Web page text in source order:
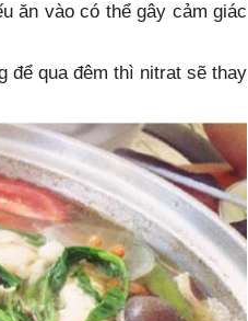
ăn vào có thể gây cảm giác
để qua đêm thì nitrat sẽ thay